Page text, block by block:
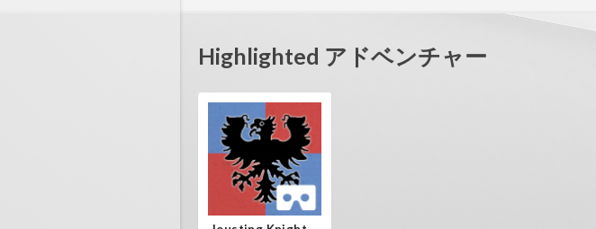
Highlighted アドベンチャー